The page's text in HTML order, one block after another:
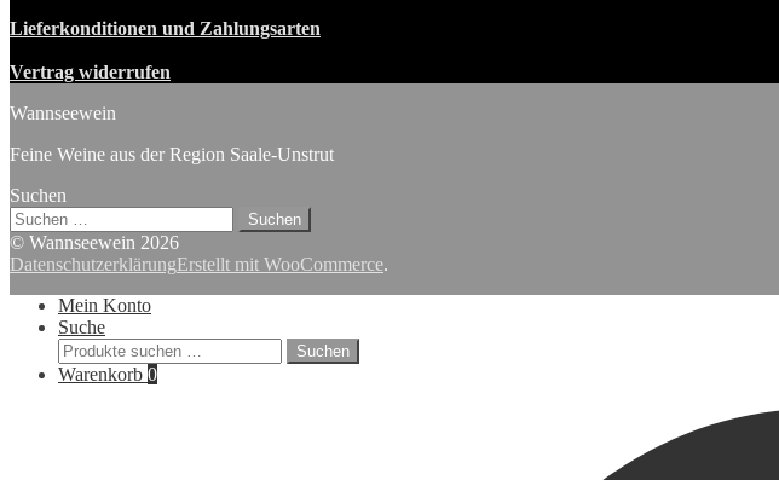
Lieferkonditionen und Zahlungsarten
Vertrag widerrufen
Wannseewein
Feine Weine aus der Region Saale-Unstrut
Suchen
Suchen
nach:
© Wannseewein 2026
DatenschutzerklärungErstellt mit WooCommerce.
Mein Konto
Suche
Suchen
nach:
Suchen
Warenkorb 0